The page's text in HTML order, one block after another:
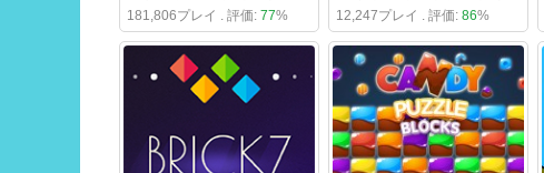
181,806プレイ . 評価: 77% 12,247プレイ . 評価: 86%